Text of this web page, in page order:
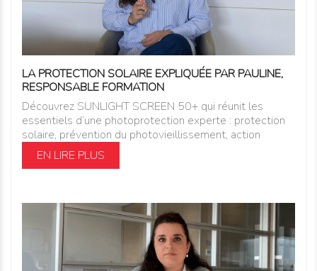
LA PROTECTION SOLAIRE EXPLIQUÉE PAR PAULINE,
RESPONSABLE FORMATION
Découvrez SUNLIGHT SCREEN 50+ qui réunit les
essentiels d’une photoprotection experte : protection
solaire, prévention du photovieillissement, action
EN LIRE PLUS